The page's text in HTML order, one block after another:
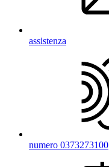
assistenza
numero 0373273100